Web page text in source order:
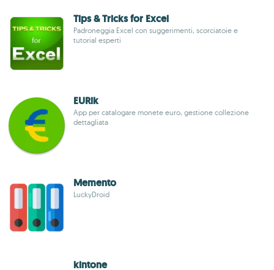
Tips & Tricks for Excel
Padroneggia Excel con suggerimenti, scorciatoie e
tutorial esperti
EURik
App per catalogare monete euro, gestione collezione
dettagliata
Memento
LuckyDroid
kintone